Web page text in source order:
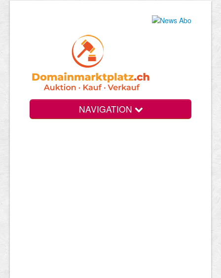
NAVIGATION